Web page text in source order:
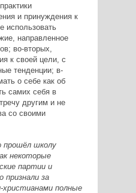
и принуждения к
использовать
направленное
во-вторых,
к своей цели, с
тенденции; в-
о себе как об
самих себя в
другим и не
со своими
прошёл школу
некоторые
партии и
признали за
полные